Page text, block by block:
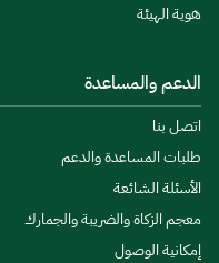
هوية الهيئة
الدعم والمساعدة
اتصل بنا
طلبات المساعدة والدعم
الأسئلة الشائعة
معجم الزكاة والضريبة والجمارك
إمكانية الوصول